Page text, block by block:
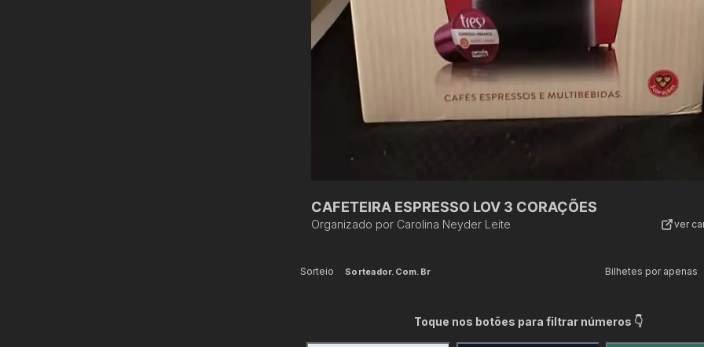
CAFETEIRA ESPRESSO LOV 3 CORAÇÕES
Organizado por Carolina Neyder Leite ver
Sorteio Sorteador.com.br Bilhetes por apenas
Toque nos botões para filtrar números 👇